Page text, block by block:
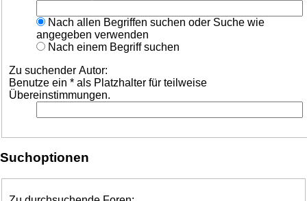
Nach allen Begriffen suchen oder Suche wie
angegeben verwenden
Nach einem Begriff suchen
Zu suchender Autor:
Benutze ein * als Platzhalter für teilweise
Übereinstimmungen.
Suchoptionen